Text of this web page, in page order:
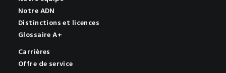
Notre ADN
Distinctions et licences
Glossaire A+
Carrières
Offre de service